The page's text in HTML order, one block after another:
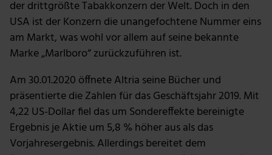
analysieren. Außerdem geben wir Informationen zu
deiner Verwendung unserer Website an unsere Partner
für soziale Medien, Werbung und Analysen weiter.
Unsere Partner führen diese Informationen
ihnen bereitgestellt hast oder die sie im Rahmen deiner
Nutzung der Dienste gesammelt haben.
der drittgrößte Tabakkonzern der Welt. Doch in den
USA ist der Konzern die unangefochtene Nummer eins
am Markt, was wohl vor allem auf seine bekannte
Marke „Marlboro“ zurückzuführen ist.
Am 30.01.2020 öffnete Altria seine Bücher und
präsentierte die Zahlen für das Geschäftsjahr 2019. Mit
4,22 US-Dollar fiel das um Sondereffekte bereinigte
Ergebnis je Aktie um 5,8 % höher aus als das
Vorjahresergebnis. Allerdings bereitet dem